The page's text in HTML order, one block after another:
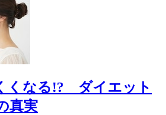
くなる!? ダイエット
真実